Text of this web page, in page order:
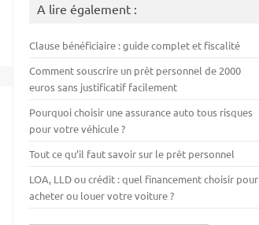
A lire également :
Clause bénéficiaire : guide complet et fiscalité
Comment souscrire un prêt personnel de 2000
euros sans justificatif facilement
Pourquoi choisir une assurance auto tous risques
pour votre véhicule ?
Tout ce qu’il faut savoir sur le prêt personnel
LOA, LLD ou crédit : quel financement choisir pour
acheter ou louer votre voiture ?